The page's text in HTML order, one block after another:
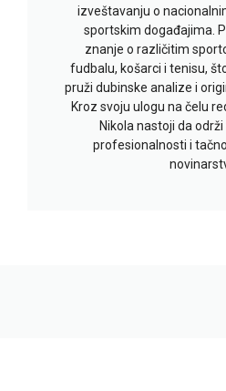
izveštavanju o
sportskim događajima.
znanje o različitim
fudbalu, košarci i tenisu,
pruži dubinske analize i
Kroz svoju ulogu na čelu
Nikola nastoji da
profesionalnosti i